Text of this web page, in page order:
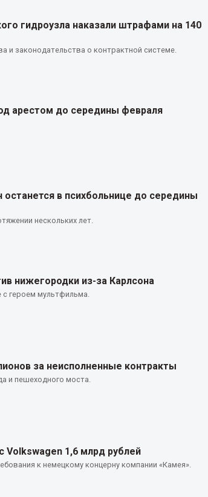
гидроузла наказали штрафами на 140
и законодательства о контрактной системе.
арестом до середины февраля
в психбольнице до середины
нескольких лет.
нижегородки из-за Карлсона
героем мультфильма.
за неисполненные контракты
и пешеходного моста.
Volkswagen 1,6 млрд рублей
к немецкому концерну компании «Камея».